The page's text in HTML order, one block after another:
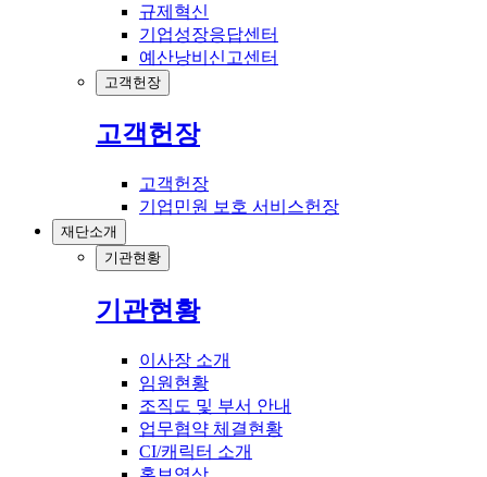
규제혁신
기업성장응답센터
예산낭비신고센터
고객헌장
고객헌장
고객헌장
기업민원 보호 서비스헌장
재단소개
기관현황
기관현황
이사장 소개
임원현황
조직도 및 부서 안내
업무협약 체결현황
CI/캐릭터 소개